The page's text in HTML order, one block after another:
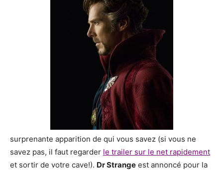
surprenante apparition de qui vous savez (si vous ne
savez pas, il faut regarder le trailer sur le net rapidement
et sortir de votre cave!). Dr Strange est annoncé pour la